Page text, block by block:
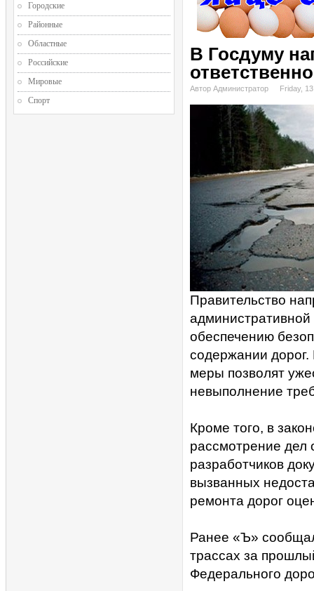
В Госдуму
Автор Администратор Friday,
Правительство
административной
обеспечению
содержании дорог.
меры позволят
невыполнение
Кроме того, в
рассмотрение
разработчиков
вызванных
ремонта дорог
Ранее «Ъ»
трассах за
Федерального
Городские
Районные
Областные
Российские
Мировые
Спорт